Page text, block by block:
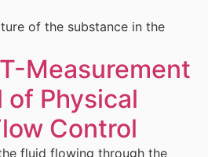
of the substance in the
Measurement
of Physical
Control
fluid flowing through the